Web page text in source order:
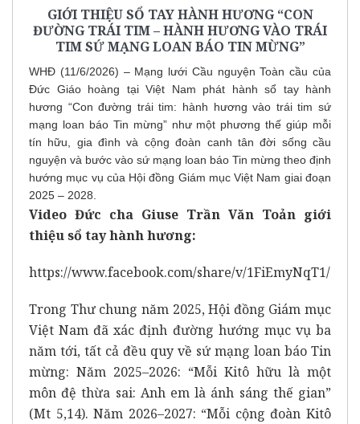
GIỚI THIỆU SỔ TAY HÀNH HƯƠNG “CON
ĐƯỜNG TRÁI TIM – HÀNH HƯƠNG VÀO TRÁI
TIM SỨ MẠNG LOAN BÁO TIN MỪNG”
WHĐ (11/6/2026) – Mạng lưới Cầu nguyện Toàn cầu của
Đức Giáo hoàng tại Việt Nam phát hành sổ tay hành
hương “Con đường trái tim: hành hương vào trái tim sứ
mạng loan báo Tin mừng” như một phương thế giúp mỗi
tín hữu, gia đình và cộng đoàn canh tân đời sống cầu
nguyện và bước vào sứ mạng loan báo Tin mừng theo định
hướng mục vụ của Hội đồng Giám mục Việt Nam giai đoạn
2025 – 2028.
Video Đức cha Giuse Trần Văn Toản giới
thiệu sổ tay hành hương:
https://www.facebook.com/share/v/1FiEmyNqT1/
Trong Thư chung năm 2025, Hội đồng Giám mục
Việt Nam đã xác định đường hướng mục vụ ba
năm tới, tất cả đều quy về sứ mạng loan báo Tin
mừng: Năm 2025–2026: “Mỗi Kitô hữu là một
môn đệ thừa sai: Anh em là ánh sáng thế gian”
(Mt 5,14). Năm 2026–2027: “Mỗi cộng đoàn Kitô